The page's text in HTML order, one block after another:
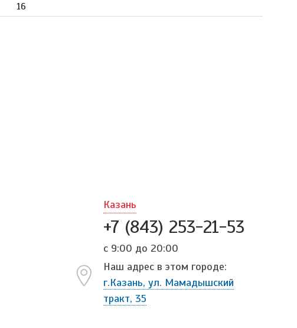
16
Казань
+7 (843) 253-21-53
с 9:00 до 20:00
Наш адрес в этом городе:
г.Казань, ул. Мамадышский
тракт, 35